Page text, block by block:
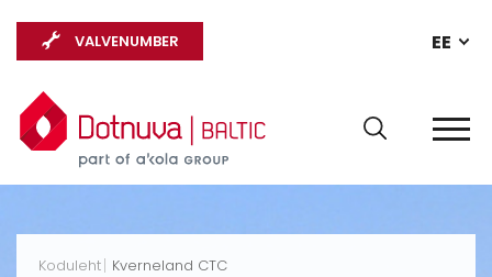
EE
VALVENUMBER
Koduleht Kverneland CTC